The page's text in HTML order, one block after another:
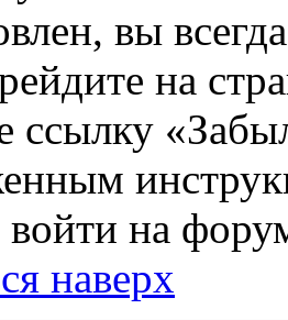
вы
на
ссылку
войти на
наверх